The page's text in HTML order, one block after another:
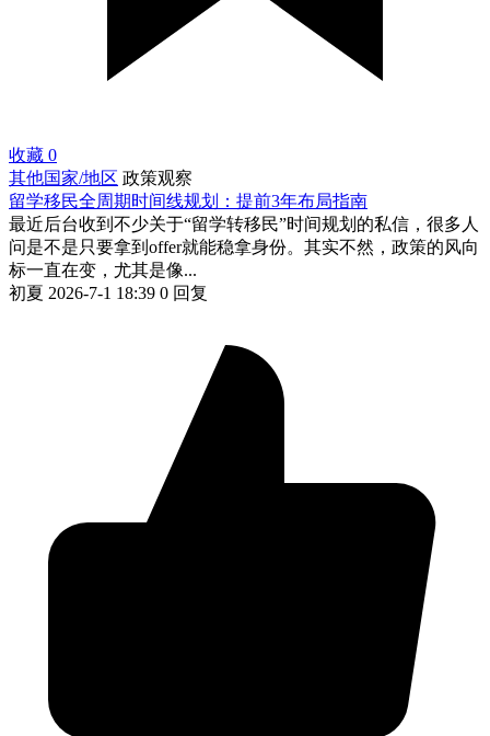
收藏 0
其他国家/地区 政策观察
留学移民全周期时间线规划：提前3年布局指南
最近后台收到不少关于“留学转移民”时间规划的私信，很多人
问是不是只要拿到offer就能稳拿身份。其实不然，政策的风向
标一直在变，尤其是像...
初夏 2026-7-1 18:39 0 回复